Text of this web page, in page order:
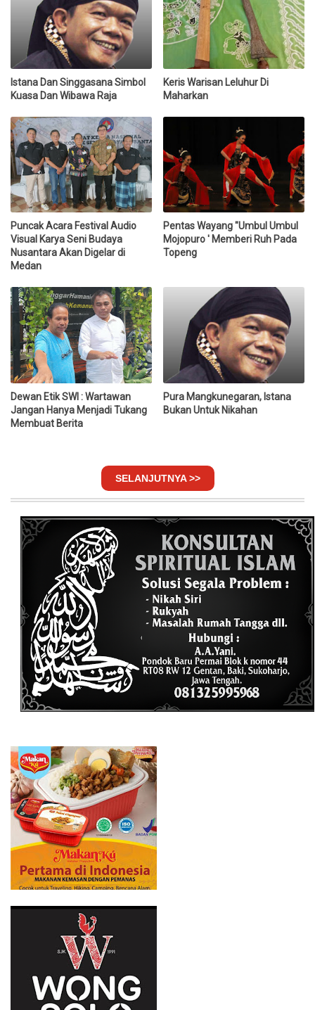
Istana Dan Singgasana Simbol
Kuasa Dan Wibawa Raja
Keris Warisan Leluhur Di
Maharkan
Puncak Acara Festival Audio
Visual Karya Seni Budaya
Nusantara Akan Digelar di
Medan
Pentas Wayang "Umbul Umbul
Mojopuro ' Memberi Ruh Pada
Topeng
Dewan Etik SWI : Wartawan
Jangan Hanya Menjadi Tukang
Membuat Berita
Pura Mangkunegaran, Istana
Bukan Untuk Nikahan
SELANJUTNYA >>